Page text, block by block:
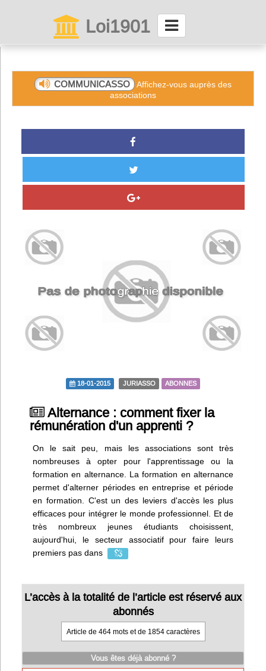
Loi1901
Connexion
Partager
VieAsso
Abo Lettrasso
Désabo Lettrasso
Nous contacter
COMMUNICASSO
Affichez-vous auprès des
associations
18-01-2015 JURIASSO ABONNES
Alternance : comment fixer la
rémunération d'un apprenti ?
On le sait peu, mais les associations sont très
nombreuses à opter pour l'apprentissage ou la
formation en alternance. La formation en alternance
permet d'alterner périodes en entreprise et période
en formation. C'est un des leviers d'accès les plus
efficaces pour intégrer le monde professionnel. Et de
très nombreux jeunes étudiants choisissent,
aujourd'hui, le secteur associatif pour faire leurs
premiers pas dans
L’accès à la totalité de l’article est réservé aux
abonnés
Article de 464 mots et de 1854 caractères
Vous êtes déjà abonné ?